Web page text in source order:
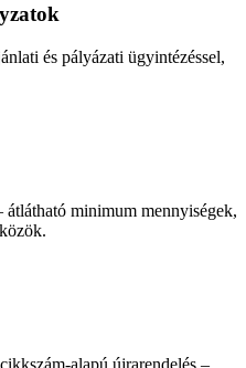
és pályázati ügyintézéssel,
minimum mennyiségek,